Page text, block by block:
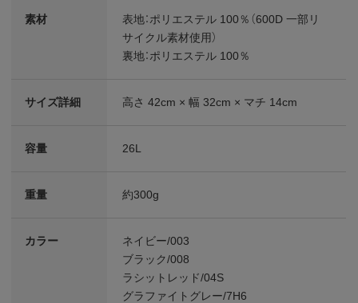
素材
表地：ポリエステル 100％（600D 一部リ
サイクル素材使用）
裏地：ポリエステル 100％
サイズ詳細 高さ 42cm × 幅 32cm × マチ 14cm
容量 26L
重量 約300g
カラー
ネイビー/003
ブラック/008
ラシットレッド/04S
グラファイトグレー/7H6